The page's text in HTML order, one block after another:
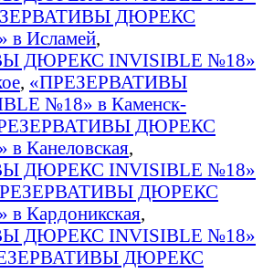
ДЮРЕКС
в Исламей,
ДЮРЕКС INVISIBLE №18»
, «ПРЕЗЕРВАТИВЫ
№18» в Каменск-
ДЮРЕКС
Канеловская,
ДЮРЕКС INVISIBLE №18»
ДЮРЕКС
Кардоникская,
ДЮРЕКС INVISIBLE №18»
ДЮРЕКС